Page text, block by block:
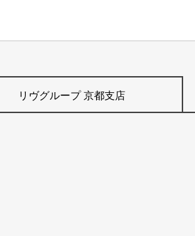
リヴグループ 京都支店